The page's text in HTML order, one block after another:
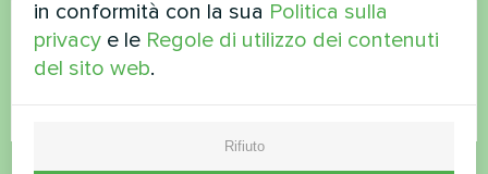
in conformità con la sua Politica sulla
privacy e le Regole di utilizzo dei contenuti
del sito web.
Rifiuto